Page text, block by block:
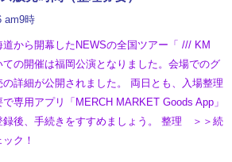
am9時
道から開幕したNEWSの全国ツアー「 /// KM
ての開催は福岡公演となりました。会場でのグ
の詳細が公開されました。 両日とも、入場整理
専用アプリ「MERCH MARKET Goods App」
録後、手続きをすすめましょう。 整理 ＞＞続
ク！